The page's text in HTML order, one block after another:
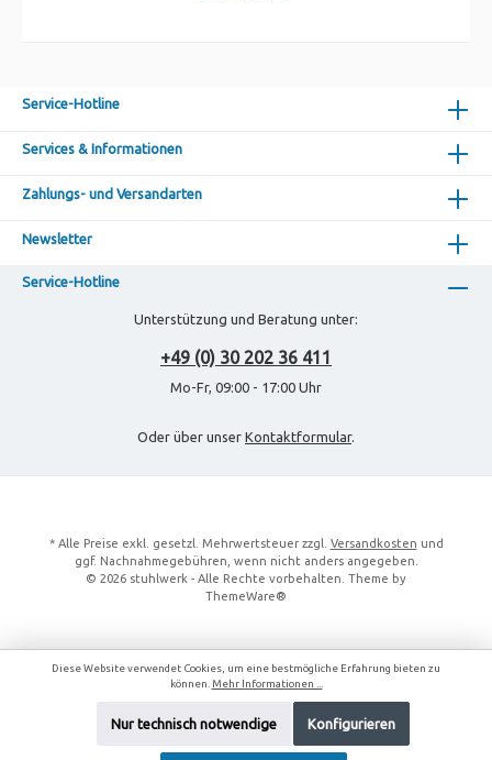
Service-Hotline
Services & Informationen
Zahlungs- und Versandarten
Newsletter
Service-Hotline
Unterstützung und Beratung unter:
+49 (0) 30 202 36 411
Mo-Fr, 09:00 - 17:00 Uhr
Oder über unser Kontaktformular.
* Alle Preise exkl. gesetzl. Mehrwertsteuer zzgl. Versandkosten und
ggf. Nachnahmegebühren, wenn nicht anders angegeben.
© 2026 stuhlwerk - Alle Rechte vorbehalten. Theme by
ThemeWare®
Diese Website verwendet Cookies, um eine bestmögliche Erfahrung bieten zu
können. Mehr Informationen ...
Nur technisch notwendige Konfigurieren